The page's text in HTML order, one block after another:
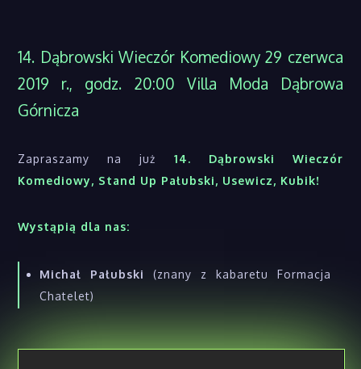
14. Dąbrowski Wieczór Komediowy 29 czerwca
2019 r., godz. 20:00 Villa Moda Dąbrowa
Górnicza
Zapraszamy na już 14. Dąbrowski Wieczór
Komediowy, Stand Up Pałubski, Usewicz, Kubik!
Wystąpią dla nas:
Michał Pałubski
(znany z kabaretu Formacja
Chatelet)